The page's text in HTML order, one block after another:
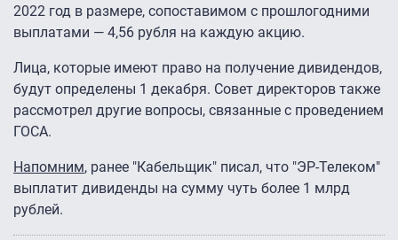
2022 год в размере, сопоставимом с прошлогодними
выплатами — 4,56 рубля на каждую акцию.
Лица, которые имеют право на получение дивидендов,
будут определены 1 декабря. Совет директоров также
рассмотрел другие вопросы, связанные с проведением
ГОСА.
Напомним, ранее "Кабельщик" писал, что "ЭР-Телеком"
выплатит дивиденды на сумму чуть более 1 млрд
рублей.